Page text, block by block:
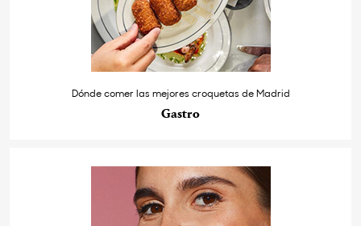
Dónde comer las mejores croquetas de Madrid
Gastro